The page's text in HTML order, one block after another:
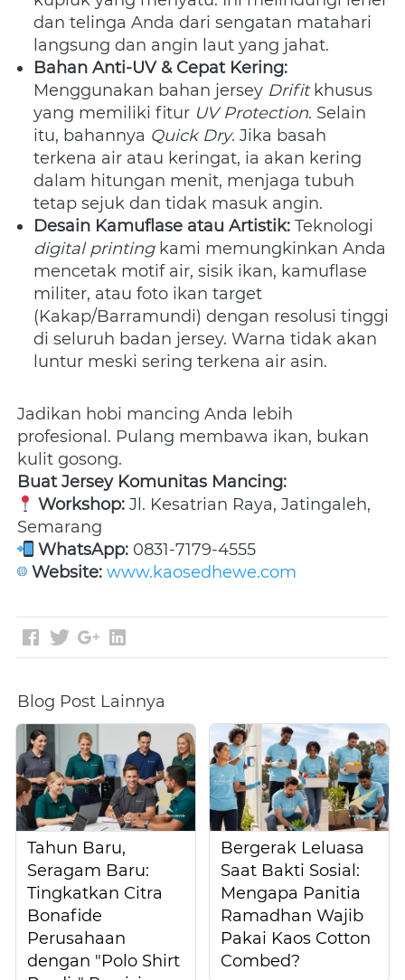
dan telinga Anda dari sengatan matahari
langsung dan angin laut yang jahat.
Bahan Anti-UV & Cepat Kering:
Menggunakan bahan jersey Drifit khusus
yang memiliki fitur UV Protection. Selain
itu, bahannya Quick Dry. Jika basah
terkena air atau keringat, ia akan kering
dalam hitungan menit, menjaga tubuh
tetap sejuk dan tidak masuk angin.
Desain Kamuflase atau Artistik:
digital printing kami memungkinkan Anda
mencetak motif air, sisik ikan, kamuflase
militer, atau foto ikan target
(Kakap/Barramundi) dengan resolusi tinggi
di seluruh badan jersey. Warna tidak akan
luntur meski sering terkena air asin.
Jadikan hobi mancing Anda lebih
profesional. Pulang membawa ikan, bukan
kulit gosong.
Buat Jersey Komunitas Mancing:
Workshop: Jl. Kesatrian Raya, Jatingaleh,
Semarang
WhatsApp: 0831-7179-4555
Website: www.kaosedhewe.com
Blog Post Lainnya
Tahun Baru,
Seragam Baru:
Tingkatkan Citra
Bonafide
Perusahaan
dengan "Polo Shirt
Bergerak Leluasa
Saat Bakti Sosial:
Mengapa Panitia
Ramadhan Wajib
Pakai Kaos Cotton
Combed?